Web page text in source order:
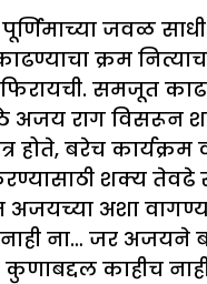
जवळ
क्रम
फिरायची. समजूत
अजय राग विसरून
होते, बरेच
शक्य तेवढे
अजयच्या अशा
ना… जर अजयने
काहीच